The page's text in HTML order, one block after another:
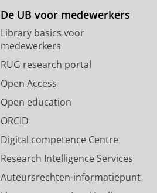
De UB voor medewerkers
Library basics voor
medewerkers
RUG research portal
Open Access
Open education
ORCID
Digital competence Centre
Research Intelligence Services
Auteursrechten-informatiepunt